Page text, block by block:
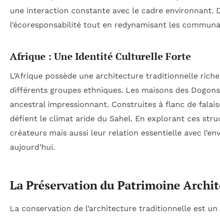
une interaction constante avec le cadre environnant.
l’écoresponsabilité tout en redynamisant les
Afrique : Une Identité Culturelle Forte
L’Afrique possède une architecture traditionnelle
différents groupes ethniques. Les maisons des
ancestral impressionnant. Construites à flanc de
défient le climat aride du Sahel. En explorant ces
créateurs mais aussi leur relation essentielle avec
aujourd’hui.
La Préservation du Patrimoine
La conservation de l’architecture traditionnelle est